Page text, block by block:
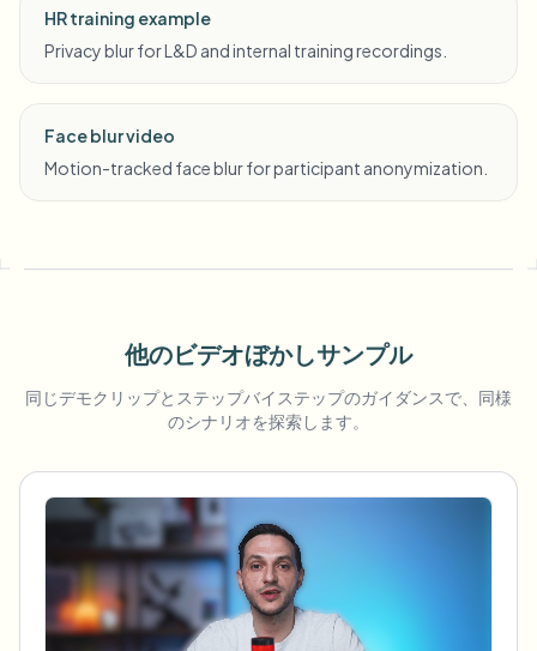
HR training example
Privacy blur for L&D and internal training recordings.
Face blur video
Motion-tracked face blur for participant anonymization.
他のビデオぼかしサンプル
同じデモクリップとステップバイステップのガイダンスで、同様
のシナリオを探索します。